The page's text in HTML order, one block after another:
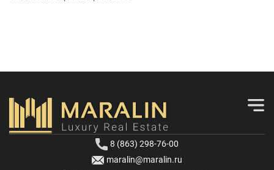
8 (863) 298-76-00
maralin@maralin.ru